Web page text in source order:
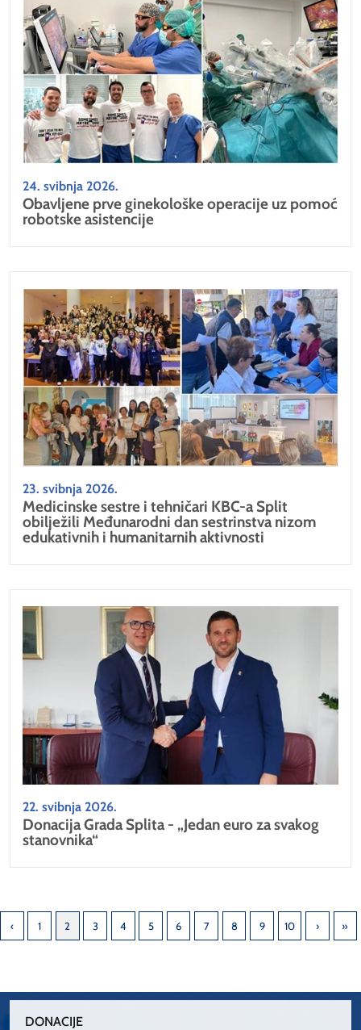
24. svibnja 2026.
Obavljene prve ginekološke operacije uz pomoć
robotske asistencije
23. svibnja 2026.
Medicinske sestre i tehničari KBC-a Split
obilježili Međunarodni dan sestrinstva nizom
edukativnih i humanitarnih aktivnosti
22. svibnja 2026.
Donacija Grada Splita - „Jedan euro za svakog
stanovnika“
1 2 3 4 5 6 7 8 9 10
DONACIJE